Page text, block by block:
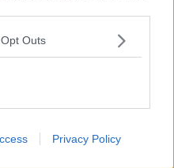
Outs
Privacy Policy
erano presenti il dirigente
l’assessore alla pubblica
Simona Cresci, che hanno
il lavoro svolto e per la
sanitarie e mondo del
programma regionale